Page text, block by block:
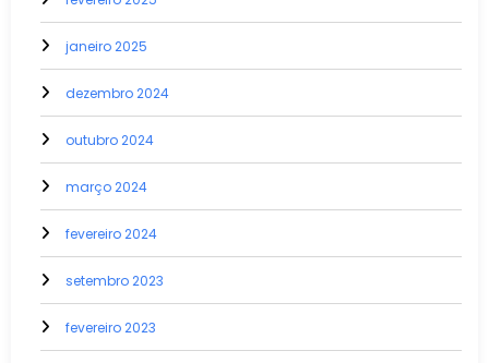
janeiro 2025
dezembro 2024
outubro 2024
março 2024
fevereiro 2024
setembro 2023
fevereiro 2023